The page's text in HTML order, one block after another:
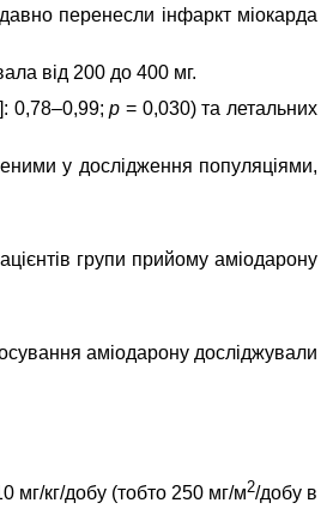
перенесли інфаркт міокарда
від 200 до 400 мг.
0,78–0,99;p = 0,030) та летальних
у дослідження популяціями,
групи прийому аміодарону
аміодарону досліджували
мг/кг/добу (тобто 250 мг/м2/добу в